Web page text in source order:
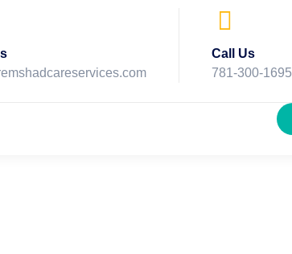
Call Us
781-300-1695